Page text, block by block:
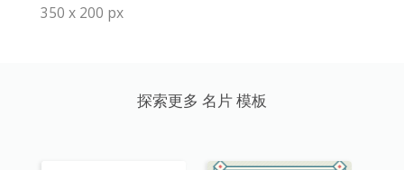
350 x 200 px
探索更多 名片 模板